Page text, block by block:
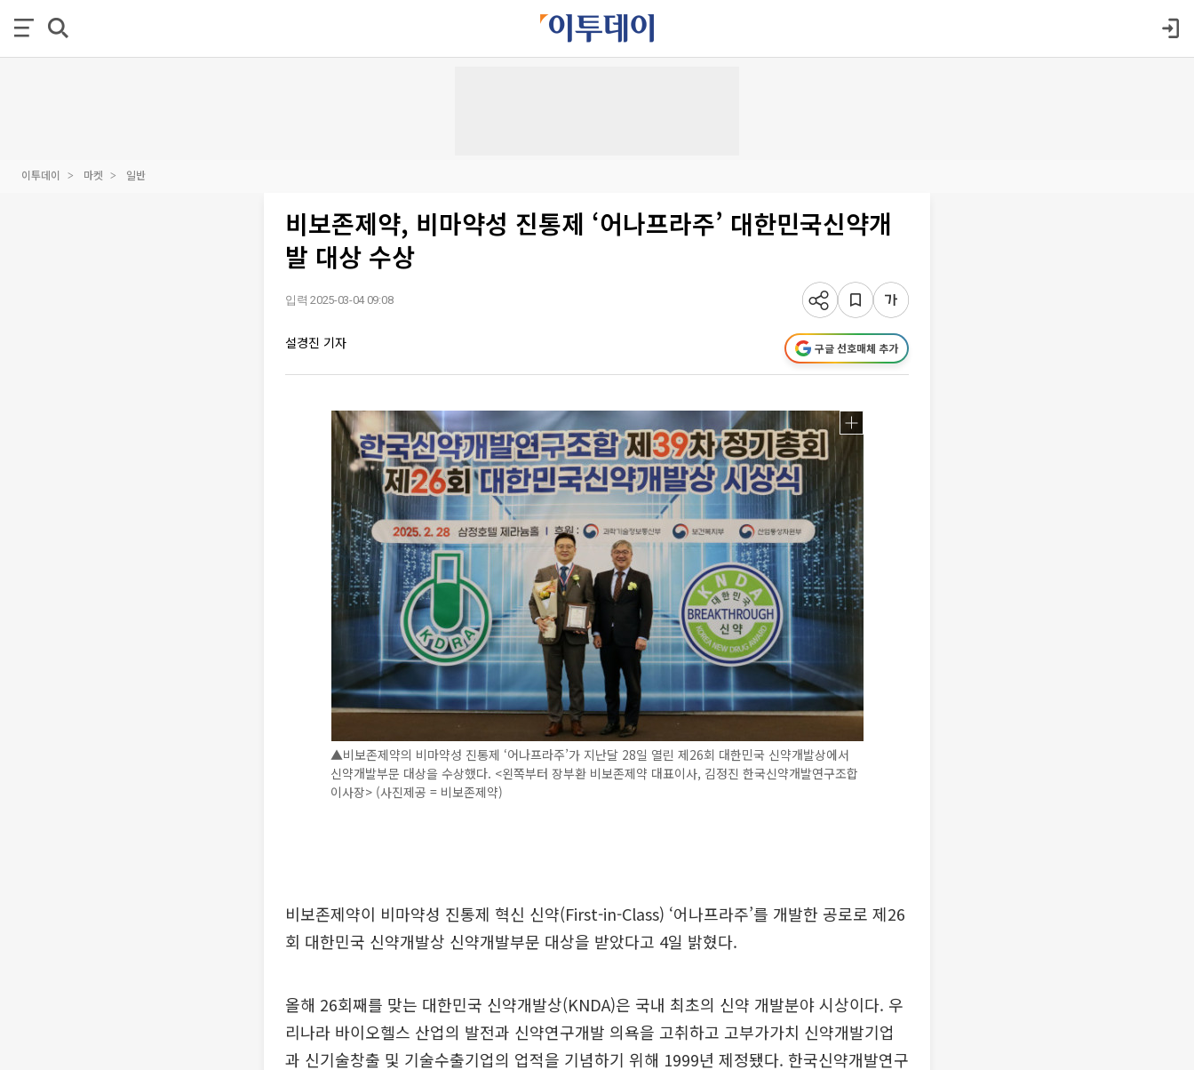
이투데이 마켓 일반
비보존제약, 비마약성 진통제 ‘어나프라주’ 대한민국신약개
발 대상 수상
입력 2025-03-04 09:08
설경진 기자 구글 선호매체 추가
▲비보존제약의 비마약성 진통제 ‘어나프라주’가 지난달 28일 열린 제26회 대한민국 신약개발상에서
신약개발부문 대상을 수상했다. <왼쪽부터 장부환 비보존제약 대표이사, 김정진 한국신약개발연구조합
이사장> (사진제공 = 비보존제약)
비보존제약이 비마약성 진통제 혁신 신약(First-in-Class) ‘어나프라주’를 개발한 공로로 제26
회 대한민국 신약개발상 신약개발부문 대상을 받았다고 4일 밝혔다.
올해 26회째를 맞는 대한민국 신약개발상(KNDA)은 국내 최초의 신약 개발분야 시상이다. 우
리나라 바이오헬스 산업의 발전과 신약연구개발 의욕을 고취하고 고부가가치 신약개발기업
과 신기술창출 및 기술수출기업의 업적을 기념하기 위해 1999년 제정됐다. 한국신약개발연구